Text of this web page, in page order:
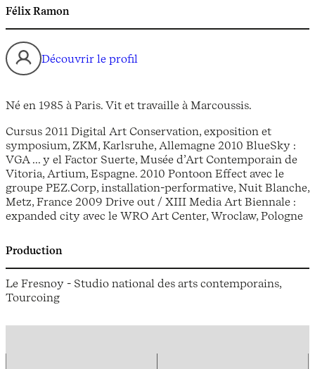
Félix Ramon
Découvrir le profil
Né en 1985 à Paris. Vit et travaille à Marcoussis.
Cursus 2011 Digital Art Conservation, exposition et
symposium, ZKM, Karlsruhe, Allemagne 2010 BlueSky :
VGA ... y el Factor Suerte, Musée d’Art Contemporain de
Vitoria, Artium, Espagne. 2010 Pontoon Effect avec le
groupe PEZ.Corp, installation-performative, Nuit Blanche,
Metz, France 2009 Drive out / XIII Media Art Biennale :
expanded city avec le WRO Art Center, Wroclaw, Pologne
Production
Le Fresnoy - Studio national des arts contemporains,
Tourcoing